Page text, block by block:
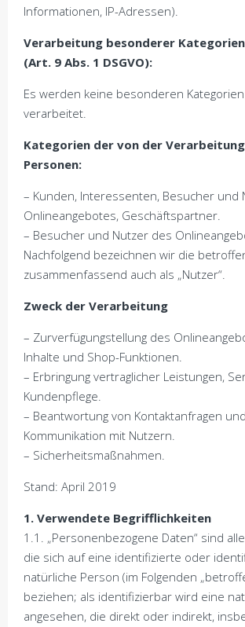
Informationen, IP-Adressen).
Verarbeitung besonderer
(Art. 9 Abs. 1 DSGVO):
Es werden keine besonderen
verarbeitet.
Kategorien der von der
Personen:
– Kunden, Interessenten, Besucher und
Onlineangebotes, Geschäftspartner.
– Besucher und Nutzer des
Nachfolgend bezeichnen wir die
zusammenfassend auch als „Nutzer“.
Zweck der Verarbeitung
– Zurverfügungstellung des
Inhalte und Shop-Funktionen.
– Erbringung vertraglicher Leistungen,
Kundenpflege.
– Beantwortung von Kontaktanfragen und
Kommunikation mit Nutzern.
– Sicherheitsmaßnahmen.
Stand: April 2019
1. Verwendete Begrifflichkeiten
1.1. „Personenbezogene Daten“ sind
die sich auf eine identifizierte oder
natürliche Person (im Folgenden
beziehen; als identifizierbar wird eine
angesehen, die direkt oder indirekt,